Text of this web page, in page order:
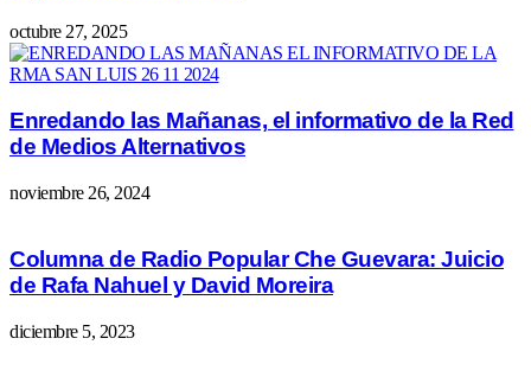
octubre 27, 2025
Enredando las Mañanas, el informativo de la Red
de Medios Alternativos
noviembre 26, 2024
Columna de Radio Popular Che Guevara: Juicio
de Rafa Nahuel y David Moreira
diciembre 5, 2023